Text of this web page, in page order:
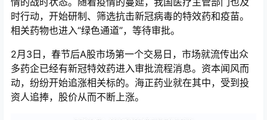
时行动，开始研制、筛选抗击新冠病毒的特效药和疫苗。
相关药物也进入“绿色通道”，等待审批。
2月3日，春节后A股市场第一个交易日，市场就流传出众
多药企已经有新冠特效药进入审批流程消息。资本闻风而
动，纷纷开始追涨相关标的。海正药业就在其中，受到投
资人追捧，股价从而不断上涨。